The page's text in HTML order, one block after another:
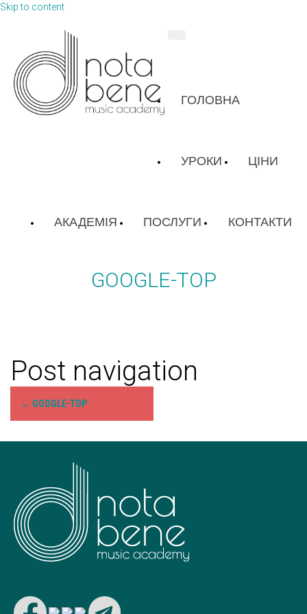
Skip to content
ГОЛОВНА
УРОКИ ЦІНИ
АКАДЕМІЯ ПОСЛУГИ КОНТАКТИ
GOOGLE-TOP
Post navigation
← GOOGLE-TOP